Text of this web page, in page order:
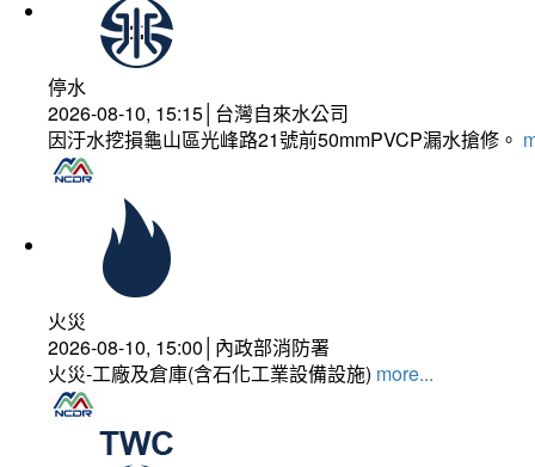
停水
2026-08-10, 15:15│台灣自來水公司
因汙水挖損龜山區光峰路21號前50mmPVCP漏水搶修。
火災
2026-08-10, 15:00│內政部消防署
火災-工廠及倉庫(含石化工業設備設施) more...